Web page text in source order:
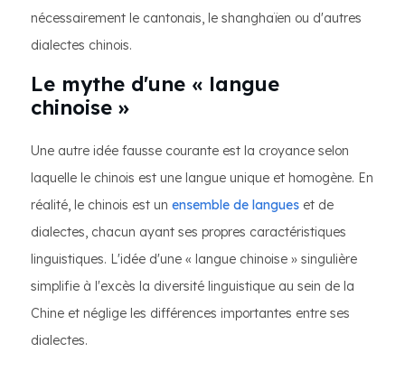
nécessairement le cantonais, le shanghaïen ou d'autres
dialectes chinois.
Le mythe d'une « langue
chinoise »
Une autre idée fausse courante est la croyance selon
laquelle le chinois est une langue unique et homogène. En
réalité, le chinois est un ensemble de langues et de
dialectes, chacun ayant ses propres caractéristiques
linguistiques. L'idée d'une « langue chinoise » singulière
simplifie à l'excès la diversité linguistique au sein de la
Chine et néglige les différences importantes entre ses
dialectes.